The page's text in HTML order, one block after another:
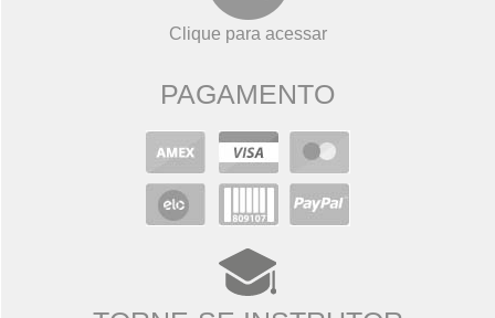
Clique para acessar
PAGAMENTO